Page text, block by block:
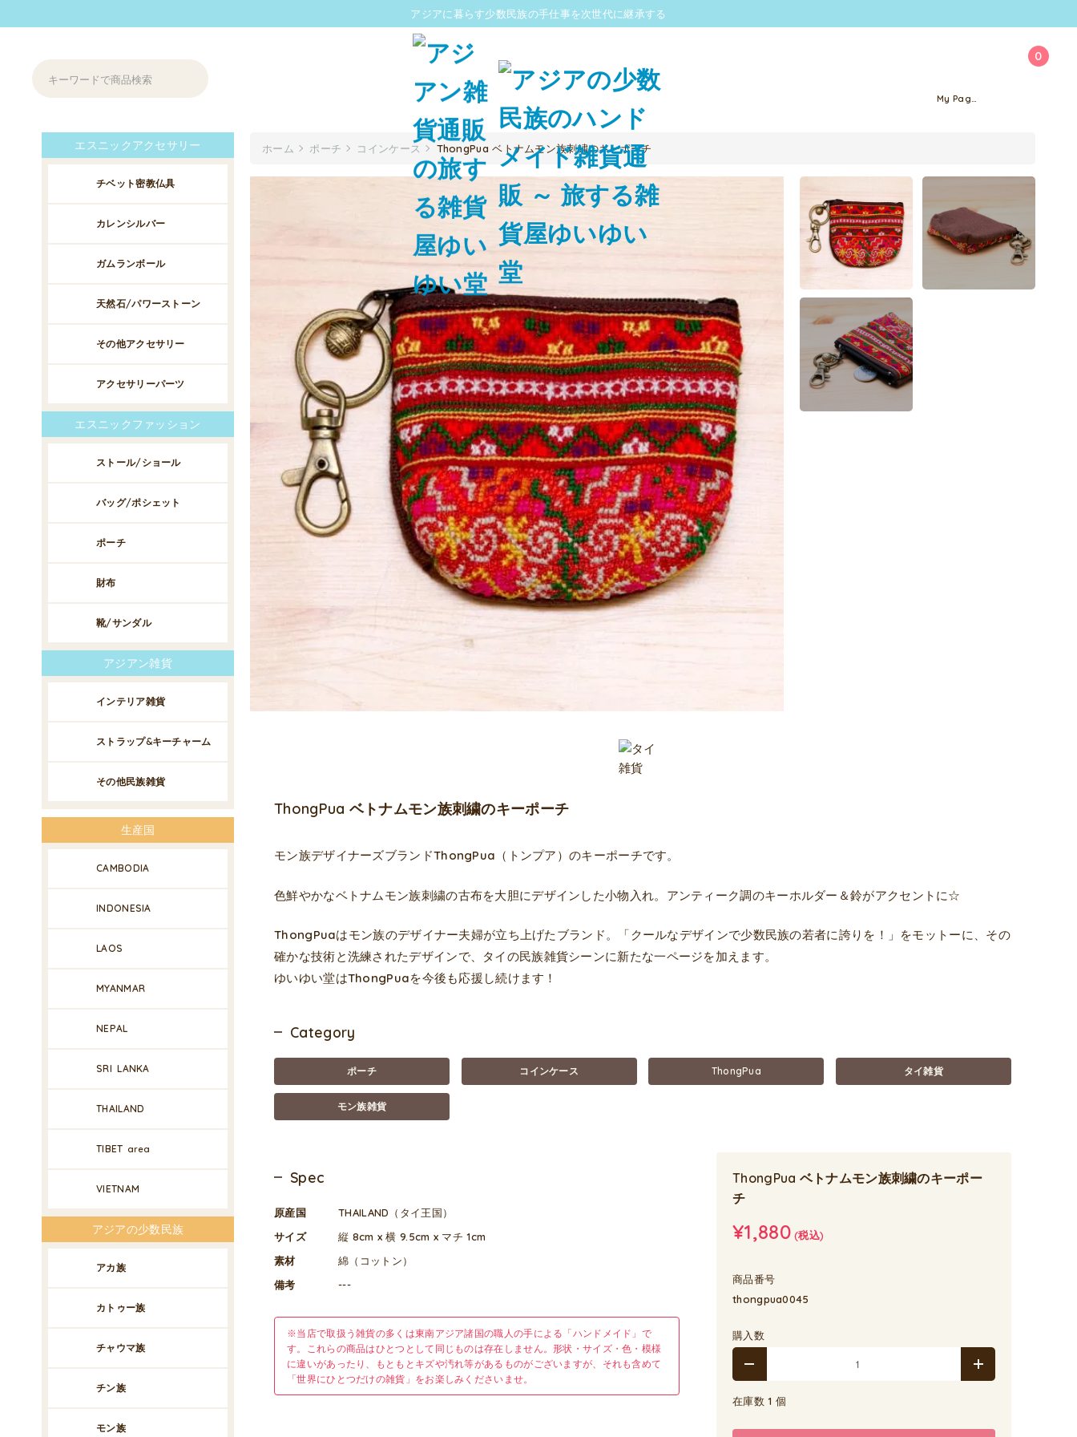
アジアに暮らす少数民族の手仕事を次世代に継承する
0
My Page
ホーム ポーチ コインケース ThongPua ベトナムモン族刺繍のキーポーチ
ThongPua ベトナムモン族刺繍のキーポーチ
モン族デザイナーズブランドThongPua（トンプア）のキーポーチです。
色鮮やかなベトナムモン族刺繍の古布を大胆にデザインした小物入れ。アンティーク調のキーホルダー＆鈴がアクセントに☆
ThongPuaはモン族のデザイナー夫婦が立ち上げたブランド。「クールなデザインで少数民族の若者に誇りを！」をモットーに、その
確かな技術と洗練されたデザインで、タイの民族雑貨シーンに新たな一ページを加えます。
ゆいゆい堂はThongPuaを今後も応援し続けます！
Category
ポーチ コインケース ThongPua タイ雑貨
モン族雑貨
Spec
原産国
THAILAND（タイ王国）
サイズ
縦 8cm x 横 9.5cm x マチ 1cm
素材
綿（コットン）
備考
---
※当店で取扱う雑貨の多くは東南アジア諸国の職人の手による「ハンドメイド」で
す。これらの商品はひとつとして同じものは存在しません。形状・サイズ・色・模様
に違いがあったり、もともとキズや汚れ等があるものがございますが、それも含めて
「世界にひとつだけの雑貨」をお楽しみくださいませ。
ThongPua ベトナムモン族刺繍のキーポー
チ
¥1,880(税込)
商品番号
thongpua0045
購入数
在庫数 1 個
エスニックアクセサリー
チベット密教仏具
カレンシルバー
ガムランボール
天然石/パワーストーン
その他アクセサリー
アクセサリーパーツ
エスニックファッション
ストール/ショール
バッグ/ポシェット
ポーチ
財布
靴/サンダル
アジアン雑貨
インテリア雑貨
ストラップ&キーチャーム
その他民族雑貨
生産国
CAMBODIA
INDONESIA
LAOS
MYANMAR
NEPAL
SRI LANKA
THAILAND
TIBET area
VIETNAM
アジアの少数民族
アカ族
カトゥー族
チャウマ族
チン族
モン族